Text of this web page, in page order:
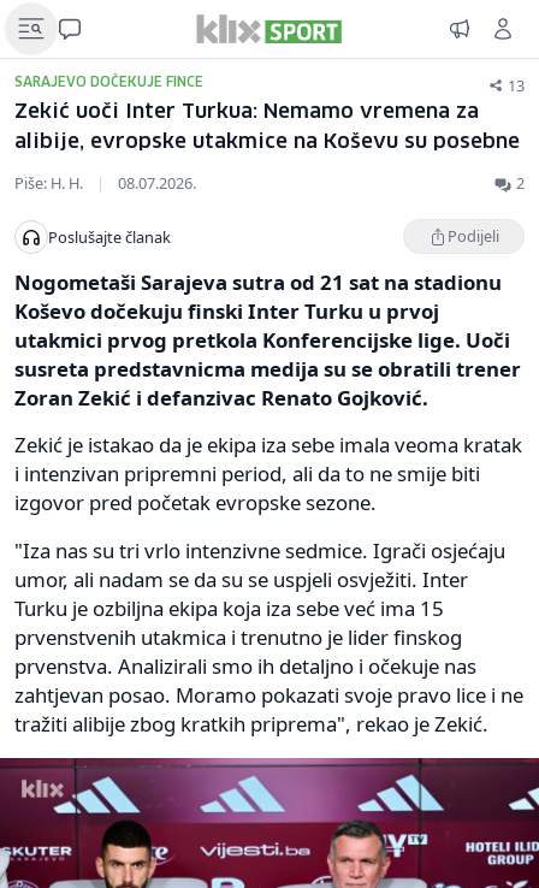
SARAJEVO DOČEKUJE FINCE 13
Zekić uoči Inter Turkua: Nemamo vremena za
alibije, evropske utakmice na Koševu su posebne
Piše: H. H. | 08.07.2026. 2
Poslušajte članak Podijeli
Nogometaši Sarajeva sutra od 21 sat na stadionu
Koševo dočekuju finski Inter Turku u prvoj
utakmici prvog pretkola Konferencijske lige. Uoči
susreta predstavnicma medija su se obratili trener
Zoran Zekić i defanzivac Renato Gojković.
Zekić je istakao da je ekipa iza sebe imala veoma kratak
i intenzivan pripremni period, ali da to ne smije biti
izgovor pred početak evropske sezone.
"Iza nas su tri vrlo intenzivne sedmice. Igrači osjećaju
umor, ali nadam se da su se uspjeli osvježiti. Inter
Turku je ozbiljna ekipa koja iza sebe već ima 15
prvenstvenih utakmica i trenutno je lider finskog
prvenstva. Analizirali smo ih detaljno i očekuje nas
zahtjevan posao. Moramo pokazati svoje pravo lice i ne
tražiti alibije zbog kratkih priprema", rekao je Zekić.